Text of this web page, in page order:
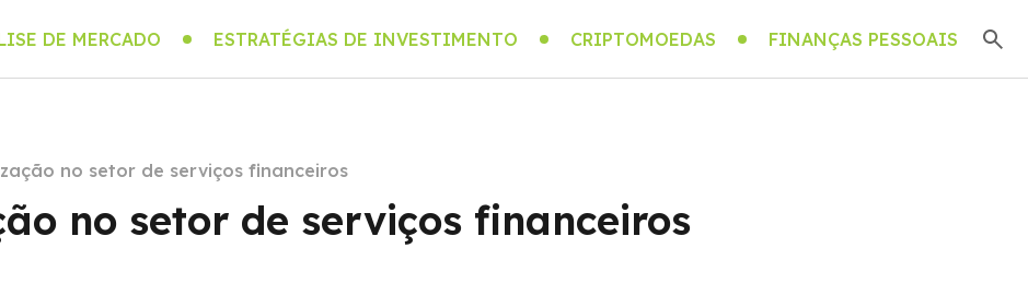
DE MERCADO ESTRATÉGIAS DE INVESTIMENTO CRIPTOMOEDAS FINANÇAS PESSOAIS
no setor de serviços financeiros
no setor de serviços financeiros